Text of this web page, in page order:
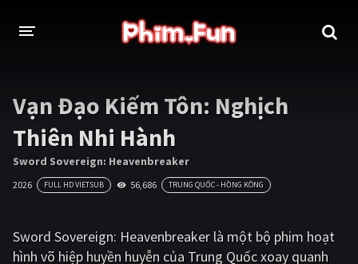
Thần thoại - Cổ trang
Tâm lý
Võ thuật - Kiếm hiệp Nhạc kịch
Phiêu lưu Hài hước
Vạn Đạo Kiếm Tôn: Nghịch
Thiên Nhi Hành
Sword Sovereign: Heavenbreaker
2026 FULL HD VIETSUB 56,686 TRUNG QUỐC - HỒNG KÔNG
Sword Sovereign: Heavenbreaker là một bộ phim hoạt
hình võ hiệp huyền huyễn của Trung Quốc xoay quanh